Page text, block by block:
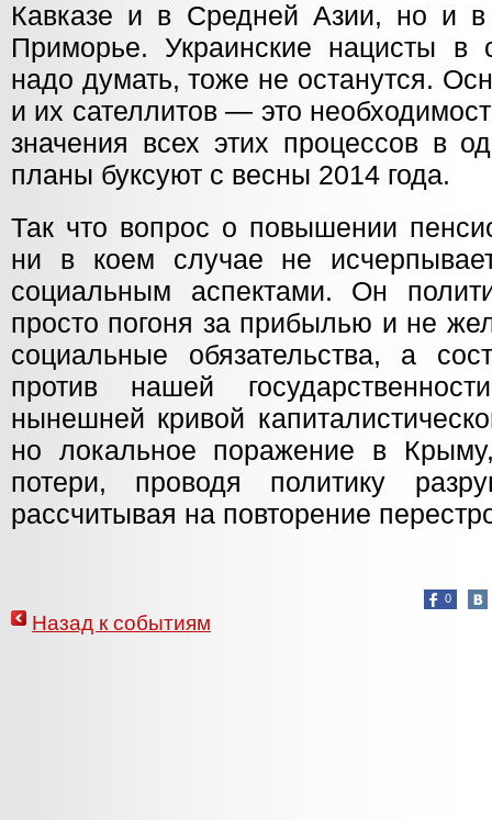
Кавказе и в Средней Азии, но и
Приморье. Украинские нацисты в
надо думать, тоже не останутся.
и их сателлитов — это
значения всех этих процессов в
планы буксуют с весны 2014 года.
Так что вопрос о повышении
ни в коем случае не
социальным аспектами. Он
просто погоня за прибылью и не
социальные обязательства, а
против нашей
нынешней кривой
но локальное поражение в
потери, проводя политику
рассчитывая на повторение
0
Назад к событиям